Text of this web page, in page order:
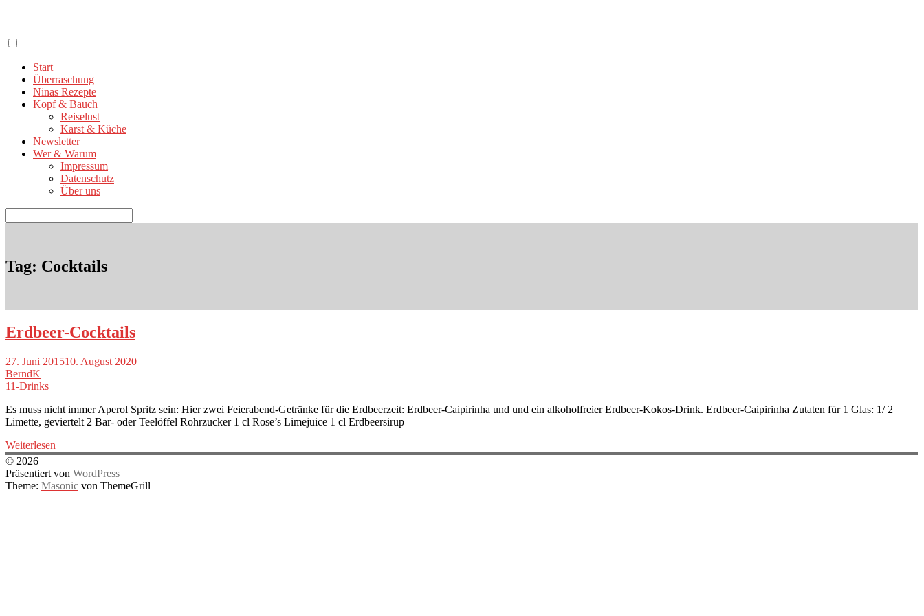
springen
Start
Überraschung
Ninas Rezepte
Kopf & Bauch
Reiselust
Karst & Küche
Newsletter
Wer & Warum
Impressum
Datenschutz
Über uns
nach:
Tag: Cocktails
Erdbeer-Cocktails
27. Juni 201510. August 2020
BerndK
11-Drinks
Es muss nicht immer Aperol Spritz sein: Hier zwei Feierabend-Getränke für die Erdbeerzeit: Erdbeer-Caipirinha und und ein alkoholfreier Erdbeer-Kokos-Drink. Erdbeer-Caipirinha Zutaten für 1 Glas: 1/ 2
Limette, geviertelt 2 Bar- oder Teelöffel Rohrzucker 1 cl Rose’s Limejuice 1 cl Erdbeersirup
Weiterlesen
© 2026
Präsentiert von WordPress
Theme: Masonic von ThemeGrill